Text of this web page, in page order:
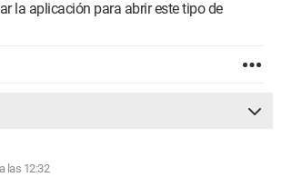
la aplicación para abrir este tipo de
las 12:32